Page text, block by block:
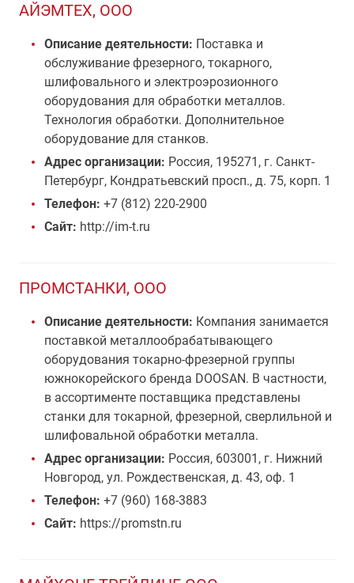
АЙЭМТЕХ, ООО
Описание деятельности: Поставка и
обслуживание фрезерного, токарного,
шлифовального и электроэрозионного
оборудования для обработки металлов.
Технология обработки. Дополнительное
оборудование для станков.
Адрес организации: Россия, 195271, г. Санкт-
Петербург, Кондратьевский просп., д. 75, корп. 1
Телефон: +7 (812) 220-2900
Сайт: http://im-t.ru
ПРОМСТАНКИ, ООО
Описание деятельности: Компания занимается
поставкой металлообрабатывающего
оборудования токарно-фрезерной группы
южнокорейского бренда DOOSAN. В частности,
в ассортименте поставщика представлены
станки для токарной, фрезерной, сверлильной и
шлифовальной обработки металла.
Адрес организации: Россия, 603001, г. Нижний
Новгород, ул. Рождественская, д. 43, оф. 1
Телефон: +7 (960) 168-3883
Сайт: https://promstn.ru